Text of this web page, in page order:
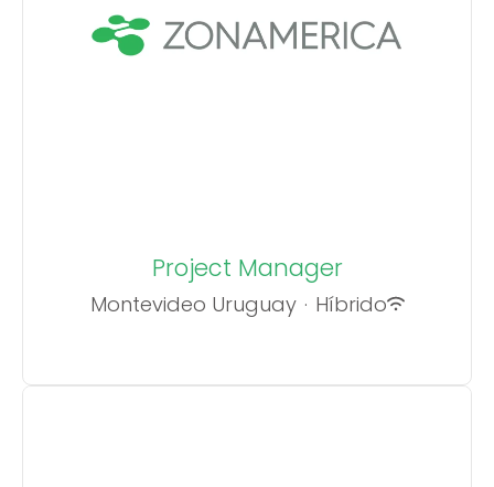
Project Manager
Montevideo Uruguay · Híbrido